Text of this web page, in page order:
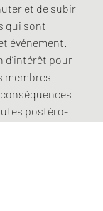
et de subir
qui sont
événement.
d’intérêt pour
membres
postéro-